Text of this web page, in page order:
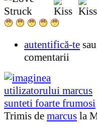
autentifică-te
comentarii
sunteti foarte frumosi
Trimis de marcus la